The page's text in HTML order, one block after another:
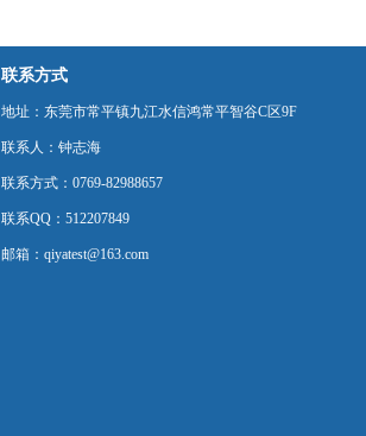
联系方式
地址：东莞市常平镇九江水信鸿常平智谷C区9F
联系人：钟志海
联系方式：0769-82988657
联系QQ：512207849
邮箱：qiyatest@163.com